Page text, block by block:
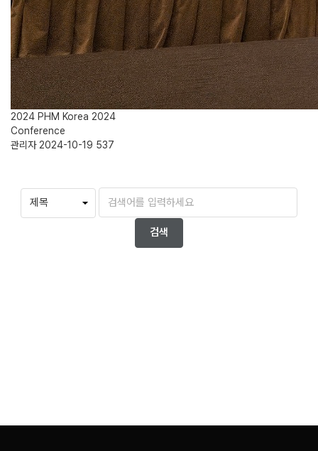
2024 PHM Korea 2024
Conference
관리자 2024-10-19 537
검색